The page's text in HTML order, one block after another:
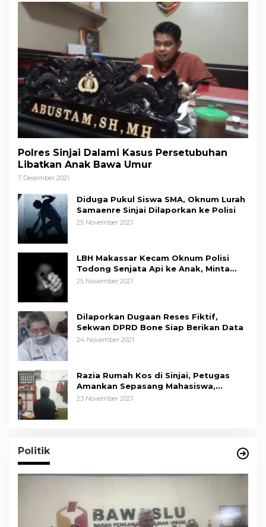
Polres Sinjai Dalami Kasus Persetubuhan
Libatkan Anak Bawa Umur
7 Desember 2021
Diduga Pukul Siswa SMA, Oknum Lurah
Samaenre Sinjai Dilaporkan ke Polisi
25 November 2021
LBH Makassar Kecam Oknum Polisi
Todong Senjata Api ke Anak, Minta
Kapolda Sulsel Tindak Tegas
25 November 2021
Dilaporkan Dugaan Reses Fiktif,
Sekwan DPRD Bone Siap Berikan Data
24 November 2021
Razia Rumah Kos di Sinjai, Petugas
Amankan Sepasang Mahasiswa,
Mengaku Berpacaran
23 November 2021
Politik